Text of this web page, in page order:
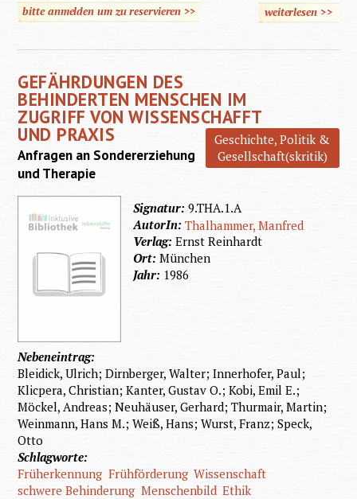
bitte anmelden um zu reservieren >>
weiterlesen>>
GEFÄHRDUNGEN DES
BEHINDERTEN MENSCHEN IM
ZUGRIFF VON WISSENSCHAFFT
UND PRAXIS
Geschichte, Politik &
Gesellschaft(skritik)
Anfragen an Sondererziehung
und Therapie
Signatur:9.THA.1.A
AutorIn:Thalhammer, Manfred
Verlag:Ernst Reinhardt
Ort:München
Jahr: 1986
Nebeneintrag:
Bleidick, Ulrich; Dirnberger, Walter; Innerhofer, Paul;
Klicpera, Christian; Kanter, Gustav O.; Kobi, Emil E.;
Möckel, Andreas; Neuhäuser, Gerhard; Thurmair, Martin;
Weinmann, Hans M.; Weiß, Hans; Wurst, Franz; Speck,
Otto
Schlagworte:
Früherkennung Frühförderung Wissenschaft
schwere Behinderung Menschenbild Ethik